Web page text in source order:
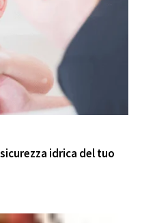
idrica del tuo